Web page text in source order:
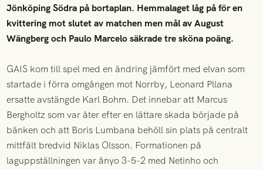
Jönköping Södra på bortaplan. Hemmalaget låg på för en
kvittering mot slutet av matchen men mål av August
Wängberg och Paulo Marcelo säkrade tre sköna poäng.
GAIS kom till spel med en ändring jämfört med elvan som
startade i förra omgången mot Norrby, Leonard Pllana
ersatte avstängde Karl Bohm. Det innebar att Marcus
Bergholtz som var åter efter en lättare skada började på
bänken och att Boris Lumbana behöll sin plats på centralt
mittfält bredvid Niklas Olsson. Formationen på
laguppställningen var ånyo 3-5-2 med Netinho och